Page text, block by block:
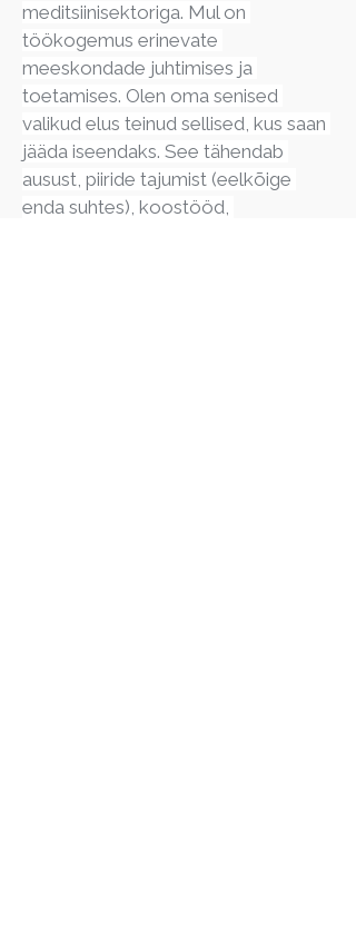
meditsiinisektoriga. Mul on
töökogemus erinevate
meeskondade juhtimises ja
toetamises. Olen oma senised
valikud elus teinud sellised, kus saan
jääda iseendaks. See tähendab
ausust, piiride tajumist (eelkõige
enda suhtes), koostööd,